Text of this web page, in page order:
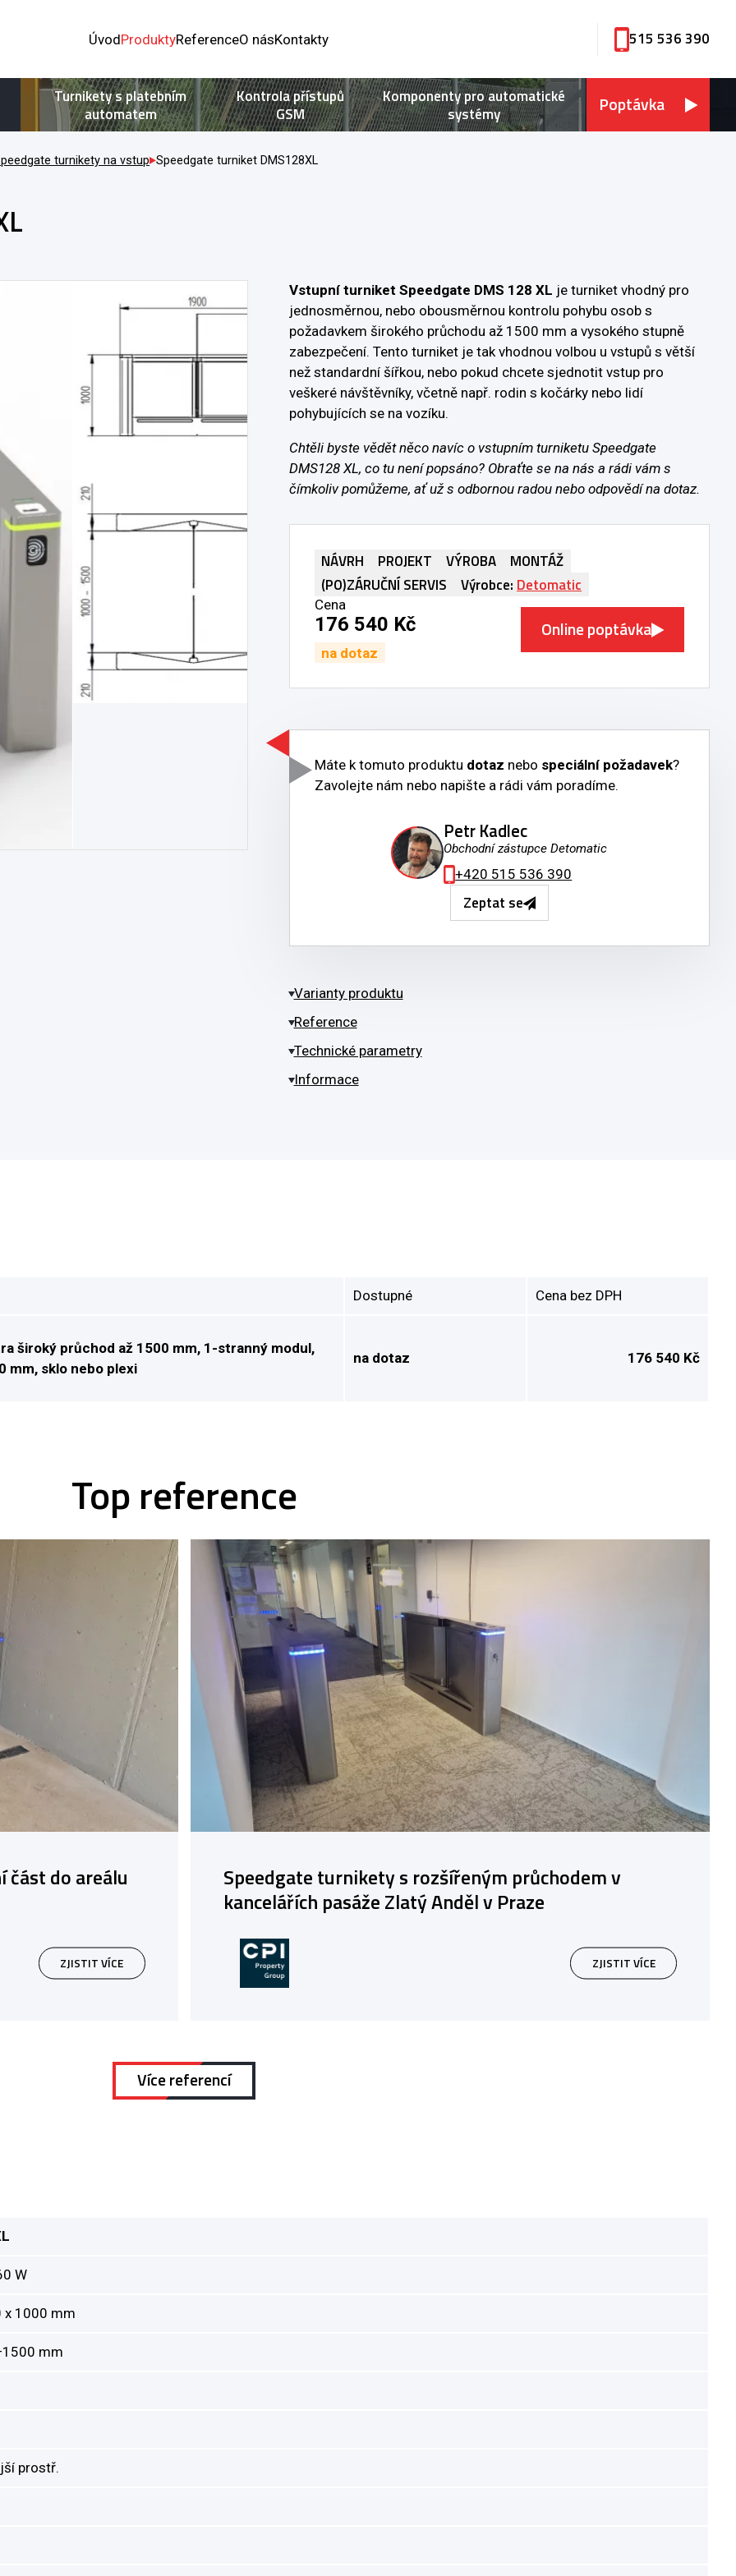
ÚvodProduktyReferenceO násKontakty 515 536 390
Turnikety s platebním
automatem
Kontrola přístupů
GSM
Komponenty pro automatické
systémy
Poptávka
turnikety na vstup Speedgate turniket DMS128XL
Vstupní turniket Speedgate DMS 128 XL je turniket vhodný pro
jednosměrnou, nebo obousměrnou kontrolu pohybu osob s
požadavkem širokého průchodu až 1500 mm a vysokého stupně
zabezpečení. Tento turniket je tak vhodnou volbou u vstupů s větší
než standardní šířkou, nebo pokud chcete sjednotit vstup pro
veškeré návštěvníky, včetně např. rodin s kočárky nebo lidí
pohybujících se na vozíku.
Chtěli byste vědět něco navíc o vstupním turniketu Speedgate
DMS128 XL, co tu není popsáno? Obraťte se na nás a rádi vám s
čímkoliv pomůžeme, ať už s odbornou radou nebo odpovědí na dotaz.
NÁVRH PROJEKT VÝROBA
MONTÁŽ
(PO)ZÁRUČNÍ SERVIS
Výrobce: Detomatic
Cena
176 540 Kč
na dotaz
Online poptávka
Máte k tomuto produktu dotaz nebo speciální požadavek?
Zavolejte nám nebo napište a rádi vám poradíme.
Petr Kadlec
Obchodní zástupce Detomatic
+420 515 536 390
Zeptat se
Varianty produktu
Reference
Technické parametry
Informace
Dostupné Cena bez DPH
široký průchod až 1500 mm, 1-stranný modul,
mm, sklo nebo plexi
na dotaz 176 540 Kč
Top reference
do areálu
ZJISTIT VÍCE
Speedgate turnikety s rozšířeným průchodem v
kancelářích pasáže Zlatý Anděl v Praze
ZJISTIT VÍCE
Více referencí
W
x 1000 mm
mm
prostř.